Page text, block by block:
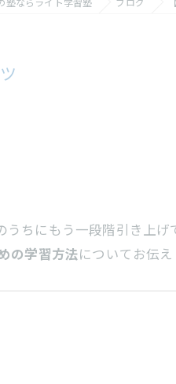
ちにもう一段階引き上げ
の学習方法についてお伝え